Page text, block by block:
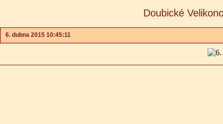
Doubické
6. dubna 2015 10:45:11